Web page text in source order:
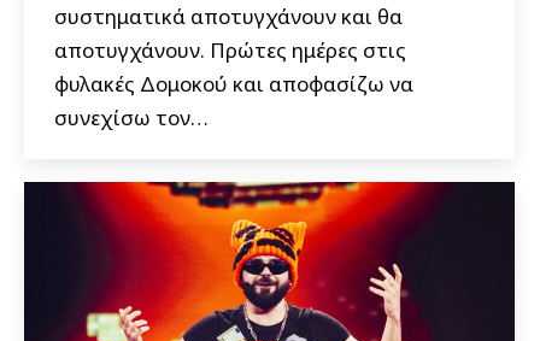
συστηματικά αποτυγχάνουν και θα
αποτυγχάνουν. Πρώτες ημέρες στις
φυλακές Δομοκού και αποφασίζω να
συνεχίσω τον…